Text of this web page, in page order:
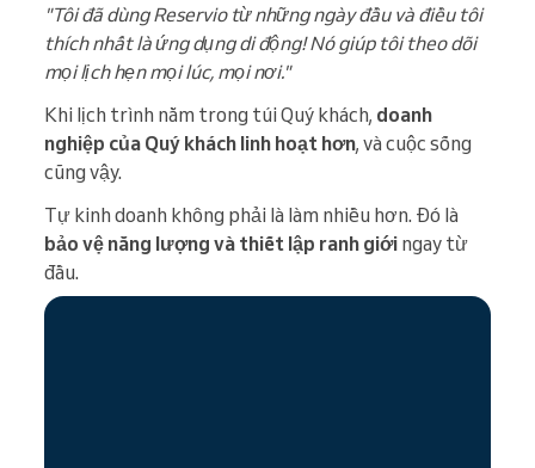
"Tôi đã dùng Reservio từ những ngày đầu và điều tôi
thích nhất là ứng dụng di động! Nó giúp tôi theo dõi
mọi lịch hẹn mọi lúc, mọi nơi."
Khi lịch trình nằm trong túi Quý khách, doanh
nghiệp của Quý khách linh hoạt hơn, và cuộc sống
cũng vậy.
Tự kinh doanh không phải là làm nhiều hơn. Đó là
bảo vệ năng lượng và thiết lập ranh giới ngay từ
đầu.